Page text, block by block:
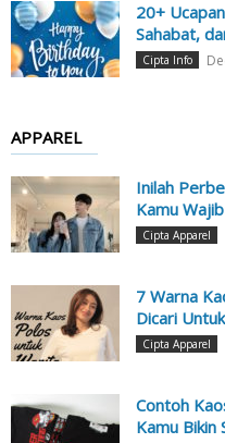
20+
Sahabat,
Cipta Info
APPAREL
Inilah
Kamu
Cipta Apparel
7 Warna
Dicari
Cipta Apparel
Contoh
Kamu Bikin